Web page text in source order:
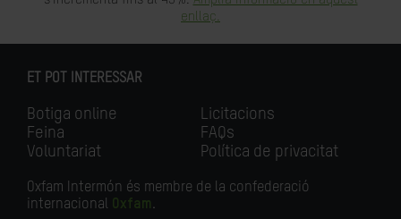
enllaç.
ET POT INTERESSAR
Botiga online
Feina
Voluntariat
Licitacions
FAQs
Política de privacitat
Oxfam Intermón és membre de la confederació
internacional Oxfam.